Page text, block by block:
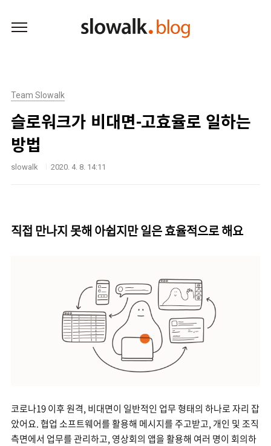
Team Slowalk
슬로워크가 비대면-고효율로 일하는
방법
slowalk 2020. 4. 8. 14:11
직접 만나지 못해 아쉽지만 일은 효율적으로 해요
코로나19 이후 원격, 비대면이 일반적인 업무 형태의 하나로 자리 잡
았어요. 협업 소프트웨어를 활용해 메시지를 주고받고, 개인 및 조직
측면에서 업무를 관리하고, 영상회의 앱을 활용해 여러 명이 회의하